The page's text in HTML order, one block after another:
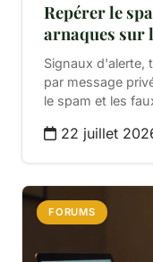
Repérer le
arnaques sur
Signaux d'alerte,
par message
le spam et les
22 juillet
FORUMS